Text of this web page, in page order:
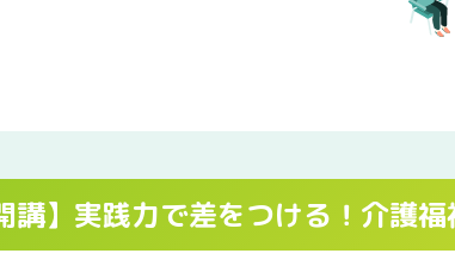
講】実践力で差をつける！介護